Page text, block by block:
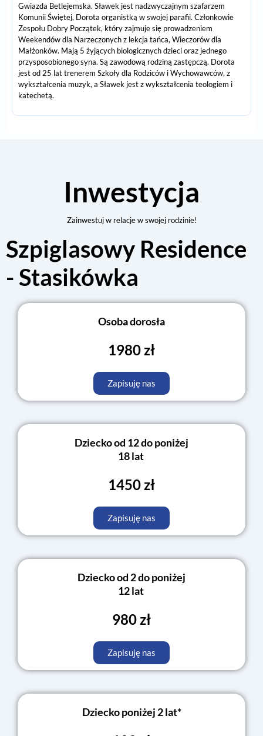
Gwiazda Betlejemska. Sławek jest nadzwyczajnym szafarzem
Komunii Świętej, Dorota organistką w swojej parafii. Członkowie
Zespołu Dobry Początek, który zajmuje się prowadzeniem
Weekendów dla Narzeczonych z lekcja tańca, Wieczorów dla
Małżonków. Mają 5 żyjących biologicznych dzieci oraz jednego
przysposobionego syna. Są zawodową rodziną zastępczą. Dorota
jest od 25 lat trenerem Szkoły dla Rodziców i Wychowawców, z
wykształcenia muzyk, a Sławek jest z wykształcenia teologiem i
katechetą.
Inwestycja
Zainwestuj w relacje w swojej rodzinie!
Szpiglasowy Residence
- Stasikówka
Osoba dorosła
1980 zł
Zapisuję nas
Dziecko od 12 do poniżej
18 lat
1450 zł
Zapisuję nas
Dziecko od 2 do poniżej
12 lat
980 zł
Zapisuję nas
Dziecko poniżej 2 lat*